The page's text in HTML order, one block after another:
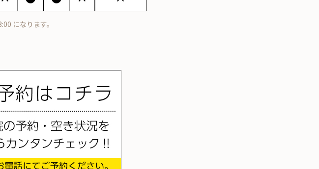
になります。